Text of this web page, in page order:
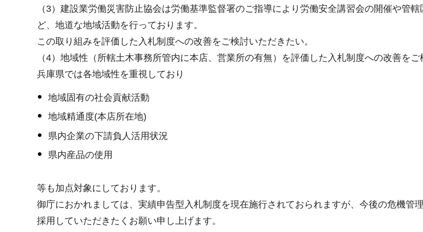
（3）建設業労働災害防止協会は労働基準監督署のご指導により労働安全講習会の開催や管
ど、地道な地域活動を行っております。
この取り組みを評価した入札制度への改善をご検討いただきたい。
（4）地域性（所轄土木事務所管内に本店、営業所の有無）を評価した入札制度への改善をご
兵庫県では各地域性を重視しており
地域固有の社会貢献活動
地域精通度(本店所在地)
県内企業の下請負人活用状況
県内産品の使用
等も加点対象にしております。
御庁におかれましては、実績申告型入札制度を現在施行されておられますが、今後の危機管
採用していただきたくお願い申し上げます。